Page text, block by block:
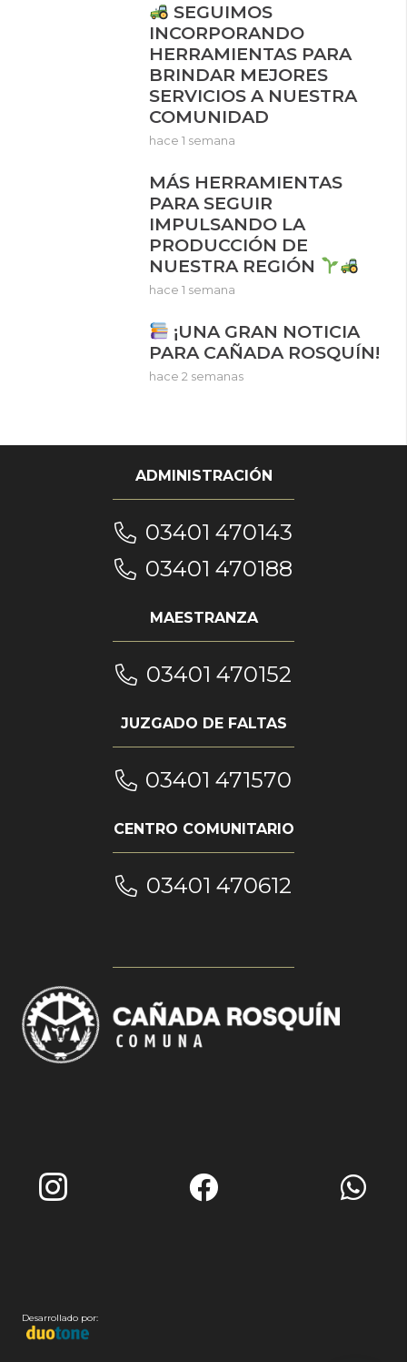
SEGUIMOS
INCORPORANDO
HERRAMIENTAS PARA
BRINDAR MEJORES
SERVICIOS A NUESTRA
COMUNIDAD
hace 1 semana
MÁS HERRAMIENTAS
PARA SEGUIR
IMPULSANDO LA
PRODUCCIÓN DE
NUESTRA REGIÓN
hace 1 semana
¡UNA GRAN NOTICIA
PARA CAÑADA ROSQUÍN!
hace 2 semanas
ADMINISTRACIÓN
03401 470143
03401 470188
MAESTRANZA
03401 470152
JUZGADO DE FALTAS
03401 471570
CENTRO COMUNITARIO
03401 470612
Desarrollado por: